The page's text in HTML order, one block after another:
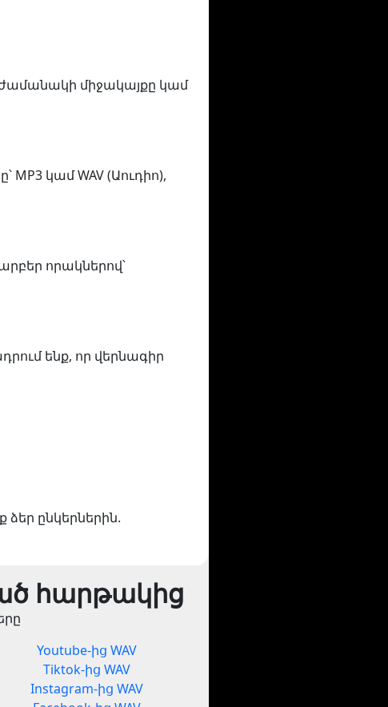
ժամանակի միջակայքը կամ
կամ WAV (Աուդիո),
որակներով՝
ենք, որ վերնագիր
ձեր ընկերներին.
հարթակից
Youtube-ից WAV
Tiktok-ից WAV
Instagram-ից WAV